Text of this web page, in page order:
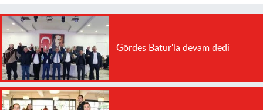
Gördes Batur'la devam dedi